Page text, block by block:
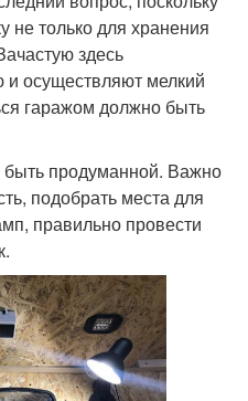
не только для хранения
здесь
и осуществляют мелкий
гаражом должно быть
продуманной. Важно
подобрать места для
правильно провести